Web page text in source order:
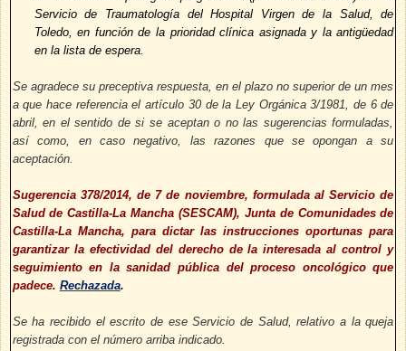
Servicio de Traumatología del Hospital Virgen de la Salud, de
Toledo, en función de la prioridad clínica asignada y la antigüedad
en la lista de espera.
Se agradece su preceptiva respuesta, en el plazo no superior de un mes
a que hace referencia el artículo 30 de la Ley Orgánica 3/1981, de 6 de
abril, en el sentido de si se aceptan o no las sugerencias formuladas,
así como, en caso negativo, las razones que se opongan a su
aceptación.
Sugerencia 378/2014, de 7 de noviembre, formulada al Servicio de
Salud de Castilla-La Mancha (SESCAM), Junta de Comunidades de
Castilla-La Mancha, para dictar las instrucciones oportunas para
garantizar la efectividad del derecho de la interesada al control y
seguimiento en la sanidad pública del proceso oncológico que
padece. Rechazada.
Se ha recibido el escrito de ese Servicio de Salud, relativo a la queja
registrada con el número arriba indicado.